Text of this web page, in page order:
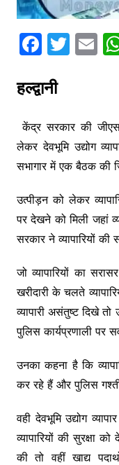
F
c
b
o
o
k
T E
हल्द्वानी
केंद्र सरकार की
लेकर देवभूमि उद्योग
सभागार में एक बैठक की
उत्पीड़न को लेकर
पर देखने को मिली जहां
सरकार ने व्यापारियों की
जो व्यापारियों का
खरीदारी के चलते
व्यापारी असंतुष्ट दिखे तो
पुलिस कार्यप्रणाली पर
उनका कहना है कि
कर रहे हैं और पुलिस गश्ती
वही देवभूमि उद्योग
व्यापारियों की सुरक्षा
की तो वहीं खाद्य